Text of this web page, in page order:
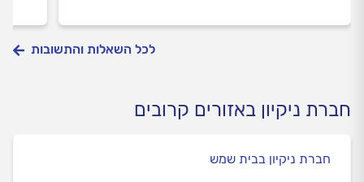
לכל השאלות והתשובות
חברת ניקיון באזורים קרובים
חברת ניקיון בבית שמש